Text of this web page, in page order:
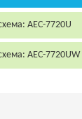
AEC-7720U
AEC-7720UW